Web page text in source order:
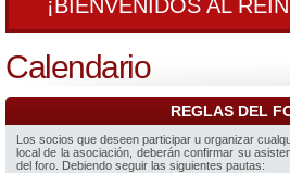
¡BIENVENIDOS AL
Calendario
REGLAS DEL
Los socios que deseen participar u organizar
local de la asociación, deberán confirmar su
del foro. Debiendo seguir las siguientes pautas: